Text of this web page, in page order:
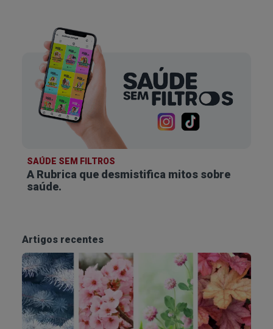
SAÚDE SEM FILTROS
A Rubrica que desmistifica mitos sobre
saúde.
Artigos recentes